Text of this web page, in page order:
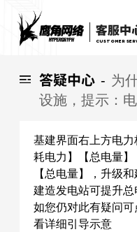
CUSTOMER
答疑中心 - 为
设施，提示：
基建界面右上方电
耗电力】【总电量
【总电量】，升级
建造发电站可提升总
如您仍对此有疑问
看详细引导示意